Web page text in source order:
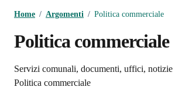
Home / Argomenti / Politica commerciale
Politica commerciale
Dettagli
Servizi comunali, documenti, uffici, notizie
Politica commerciale